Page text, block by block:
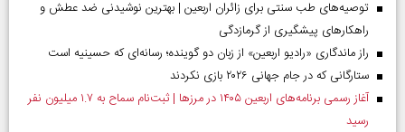
توصیه‌های طب سنتی برای زائران اربعین | بهترین نوشیدنی ضد عطش و
راهکارهای پیشگیری از گرمازدگی
راز ماندگاری «رادیو اربعین» از زبان دو گوینده؛ رسانه‌ای که حسینیه است
ستارگانی که در جام جهانی ۲۰۲۶ بازی نکردند
آغاز رسمی برنامه‌های اربعین ۱۴۰۵ در مرز‌ها | ثبت‌نام سماح به ۱.۷ میلیون نفر
رسید